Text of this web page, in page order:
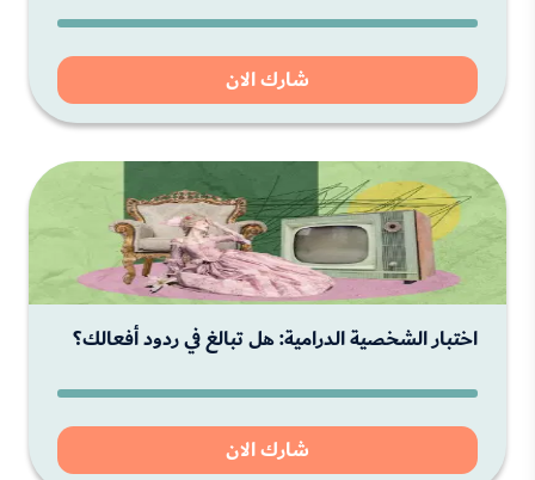
شارك الان
اختبار الشخصية الدرامية: هل تبالغ في ردود أفعالك؟
شارك الان